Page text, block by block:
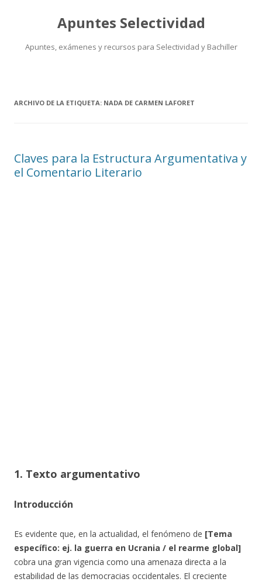
Apuntes Selectividad
Apuntes, exámenes y recursos para Selectividad y Bachiller
ARCHIVO DE LA ETIQUETA: NADA DE CARMEN LAFORET
Claves para la Estructura Argumentativa y
el Comentario Literario
1. Texto argumentativo
Introducción
Es evidente que, en la actualidad, el fenómeno de [Tema
específico: ej. la guerra en Ucrania / el rearme global]
cobra una gran vigencia como una amenaza directa a la
estabilidad de las democracias occidentales. El creciente